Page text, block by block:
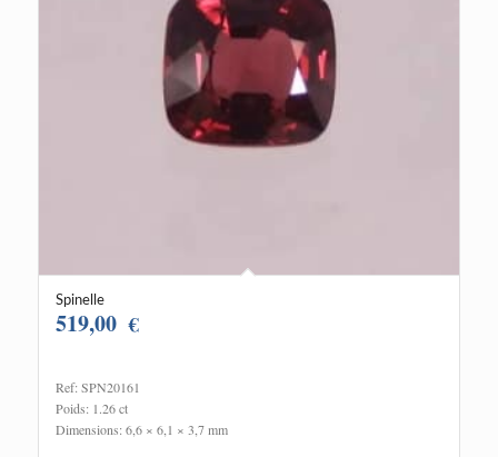
Spinelle
519,00 €
Ref: SPN20161
Poids: 1.26 ct
Dimensions: 6,6 × 6,1 × 3,7 mm